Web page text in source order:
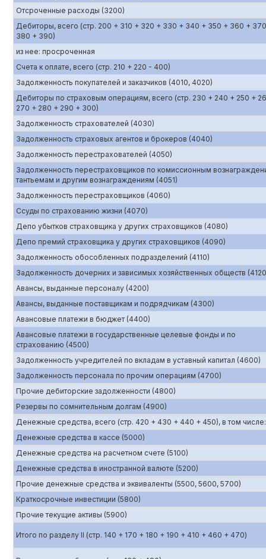
Отсроченные расходы (3200)
Дебиторы, всего (стр. 200 + 310 + 320 + 330 + 340 + 350 + 360 +
380 + 390)
из нее: просроченная
Счета к оплате, всего (стр. 210 + 220 - 400)
Задолженность покупателей и заказчиков (4010, 4020)
Дебиторы по страховым операциям, всего (стр. 230 + 240 + 250 +
270 + 280 + 290 + 300)
Задолженность страхователей (4030)
Задолженность страховых агентов и брокеров (4040)
Задолженность перестрахователей (4050)
Задолженность перестраховщиков по комиссионным
тантьемам и другим вознаграждениям (4051)
Задолженность перестраховщиков (4060)
Ссуды по страхованию жизни (4070)
Депо убытков страховщика у других страховщиков (4080)
Депо премий страховщика у других страховщиков (4090)
Задолженность обособленных подразделений (4110)
Задолженность дочерних и зависимых хозяйственных обществ
Авансы, выданные персоналу (4200)
Авансы, выданные поставщикам и подрядчикам (4300)
Авансовые платежи в бюджет (4400)
Авансовые платежи в государственные целевые фонды и по
страхованию (4500)
Задолженность учредителей по вкладам в уставный капитал (4600)
Задолженность персонала по прочим операциям (4700)
Прочие дебиторские задолженности (4800)
Резервы по сомнительным долгам (4900)
Денежные средства, всего (стр. 420 + 430 + 440 + 450), в том числе:
Денежные средства в кассе (5000)
Денежные средства на расчетном счете (5100)
Денежные средства в иностранной валюте (5200)
Прочие денежные средства и эквиваленты (5500, 5600, 5700)
Краткосрочные инвестиции (5800)
Прочие текущие активы (5900)
Итого по разделу II (стр. 140 + 170 + 180 + 190 + 410 + 460 + 470)